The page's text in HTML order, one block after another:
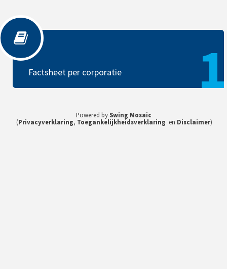
Factsheet per corporatie
Factsheet per corporatie 1
Powered by Swing Mosaic
(Privacyverklaring, Toegankelijkheidsverklaring en Disclaimer)